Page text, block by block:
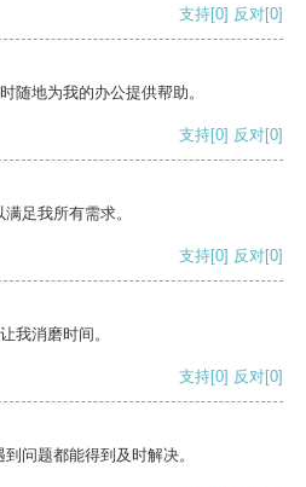
支持[0] 反对[0]
随地为我的办公提供帮助。
支持[0] 反对[0]
足我所有需求。
支持[0] 反对[0]
我消磨时间。
支持[0] 反对[0]
问题都能得到及时解决。